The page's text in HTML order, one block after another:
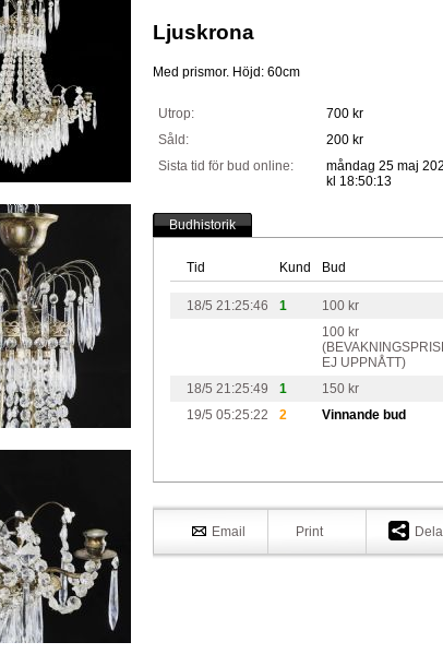
Ljuskrona
Med prismor. Höjd: 60cm
Utrop:
700 kr
Såld:
200 kr
Sista tid för bud online:
måndag 25 maj
kl 18:50:13
Budhistorik
Tid Kund Bud
18/5 21:25:46 1
100 kr
100 kr
EJ UPPNÅTT)
18/5 21:25:49
1
150 kr
19/5 05:25:22
2 Vinnande bud
Email Print Dela